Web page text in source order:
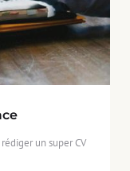
un super CV